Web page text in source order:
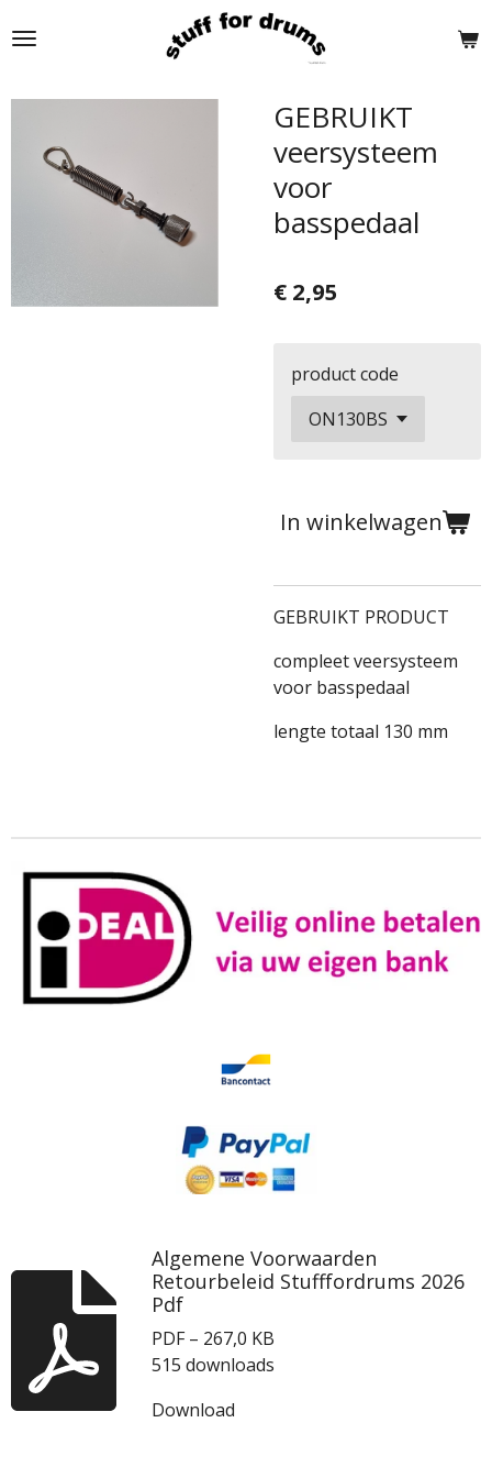
direct
de
GEBRUIKT
veersysteem
voor
basspedaal
€ 2,95
product code
In winkelwagen
GEBRUIKT PRODUCT
compleet veersysteem
voor basspedaal
lengte totaal 130 mm
Algemene Voorwaarden
Retourbeleid Stufffordrums 2026
Pdf
PDF – 267,0 KB
515 downloads
Download